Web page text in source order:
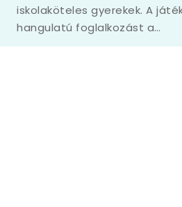
iskolaköteles gyerekek. A
hangulatú foglalkozást a…